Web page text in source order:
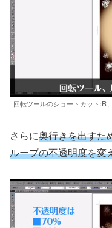
回転ツールのショートカット:R
さらに奥行きを出すた
ループの不透明度を変